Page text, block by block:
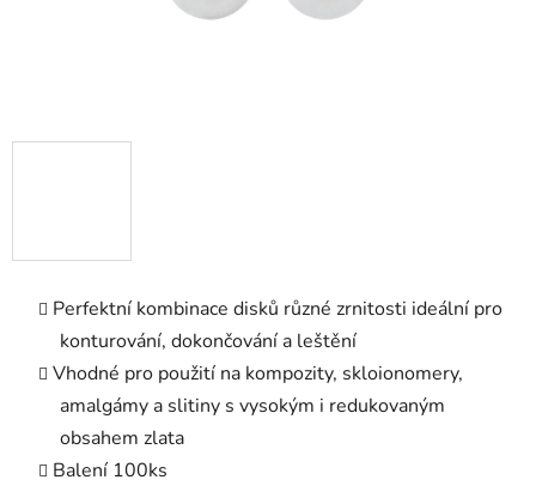
Perfektní kombinace disků různé zrnitosti ideální pro
konturování, dokončování a leštění
Vhodné pro použití na kompozity, skloionomery,
amalgámy a slitiny s vysokým i redukovaným
obsahem zlata
Balení 100ks